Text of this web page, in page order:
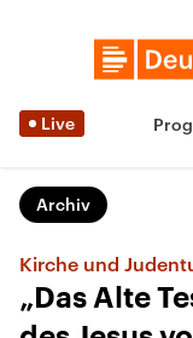
Live
Archiv
Kirche und
„Das Alte